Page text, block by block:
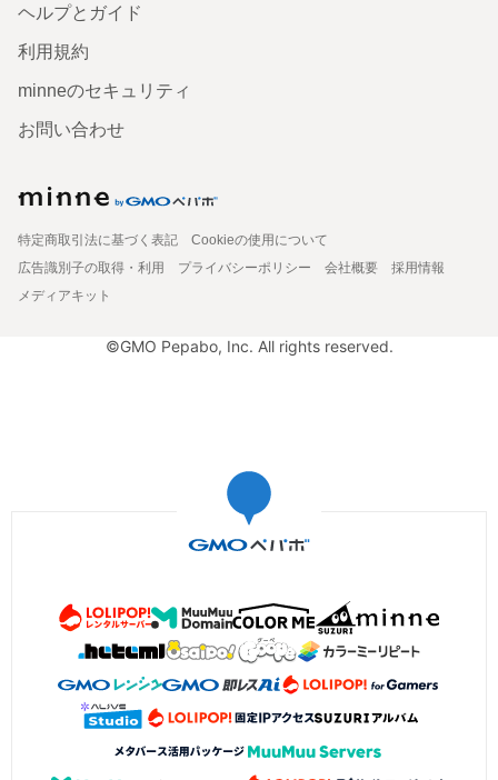
ヘルプとガイド
利用規約
minneのセキュリティ
お問い合わせ
特定商取引法に基づく表記
Cookieの使用について
広告識別子の取得・利用
プライバシーポリシー 会社概要
採用情報
メディアキット
©GMO Pepabo, Inc. All rights reserved.